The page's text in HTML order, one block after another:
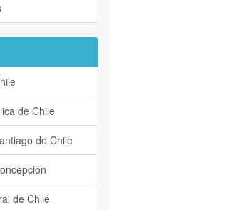
de Chile
de Chile
de Chile